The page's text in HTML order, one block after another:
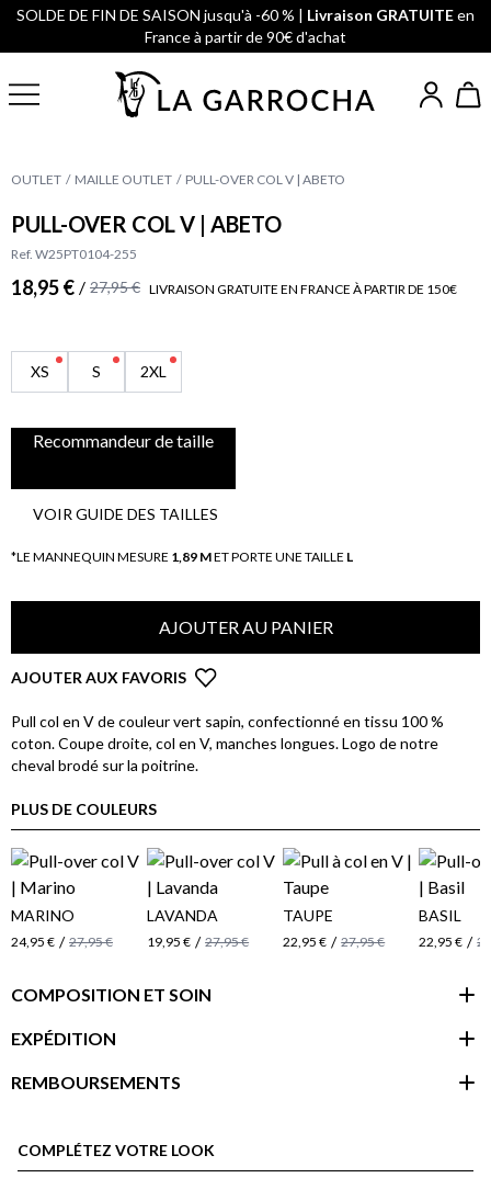
SOLDE DE FIN DE SAISON jusqu'à -60 % | Livraison GRATUITEen
France à partir de 90€ d'achat
OUTLET MAILLE OUTLET PULL-OVER COL V | ABETO
PULL-OVER COL V | ABETO
Ref. W25PT0104-255
18,95 € / 27,95 € LIVRAISON GRATUITE EN FRANCE À PARTIR DE 150€
XS S 2XL
Recommandeur de taille
VOIR GUIDE DES TAILLES
*LE MANNEQUIN MESURE 1,89 MET PORTE UNE TAILLE L
AJOUTER AU PANIER
AJOUTER AUX FAVORIS
Pull col en V de couleur vert sapin, confectionné en tissu 100 %
coton. Coupe droite, col en V, manches longues. Logo de notre
cheval brodé sur la poitrine.
PLUS DE COULEURS
MARINO
24,95 € / 27,95 €
LAVANDA
19,95 € / 27,95 €
TAUPE
22,95 € / 27,95 €
BASIL
22,95 € /
COMPOSITION ET SOIN
EXPÉDITION
REMBOURSEMENTS
COMPLÉTEZ VOTRE LOOK